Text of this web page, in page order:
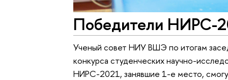
Победители НИРС-
Ученый совет НИУ ВШЭ по итогам
конкурса студенческих научно-
НИРС-2021, занявшие 1-е место,